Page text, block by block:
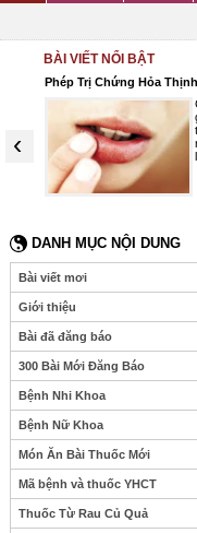
BÀI VIẾT NỔI BẬT
‹là
Phép Trị Chứng Hỏa Thịnh
DANH MỤC NỘI DUNG
Bài viết mơi
Giới thiệu
Bài đã đăng báo
300 Bài Mới Đăng Báo
Bệnh Nhi Khoa
Bệnh Nữ Khoa
Món Ăn Bài Thuốc Mới
Mã bệnh và thuốc YHCT
Thuốc Từ Rau Củ Quả